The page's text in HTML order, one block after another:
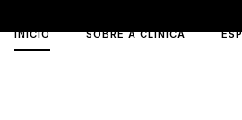
INÍCIO SOBRE A CLÍNICA